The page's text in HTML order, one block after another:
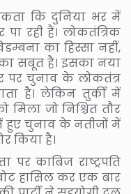
कि दुनिया भर में
पा रही हैं। लोकतंत्रिक
का हिस्सा नहीं,
सबूत है। इसका नया
पर चुनाव के लोकतंत्र
है। लेकिन तुर्की में
जो निश्चित तौर
हुए चुनाव के नतीजों में
किया है।
पर काबिज राष्ट्रपति
हासिल कर एक बार